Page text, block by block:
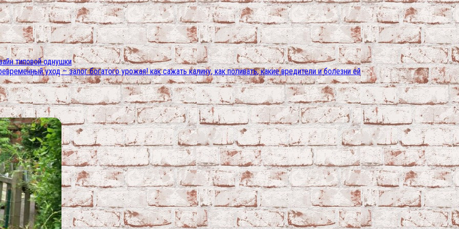
типовой однушки
уход – залог богатого урожая! как сажать калину, как поливать, какие вредители и болезни ей